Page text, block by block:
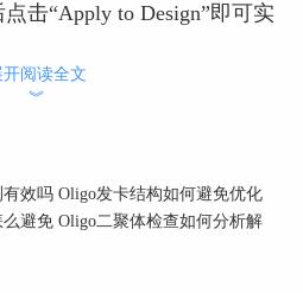
击“Apply to Design”即可实
开阅读全文
︾
效吗 Oligo发卡结构如何避免优化
避免 Oligo二聚体检查如何分析解